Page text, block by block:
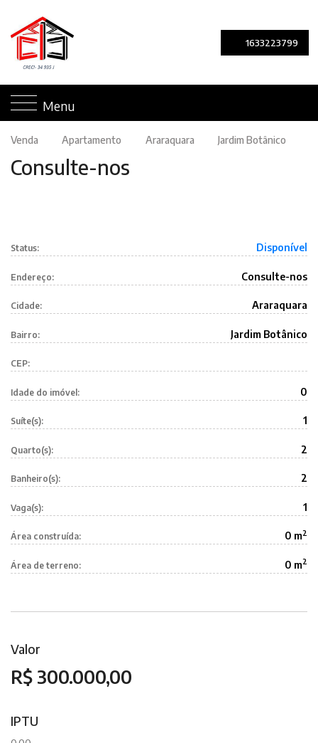
1633223799
Menu
Venda Apartamento Araraquara Jardim Botânico
Consulte-nos
Status: Disponível
Endereço: Consulte-nos
Cidade: Araraquara
Bairro: Jardim Botânico
CEP:
Idade do imóvel: 0
Suíte(s): 1
Quarto(s): 2
Banheiro(s): 2
Vaga(s): 1
Área construída: 0 m2
Área de terreno: 0 m2
Valor
R$ 300.000,00
IPTU